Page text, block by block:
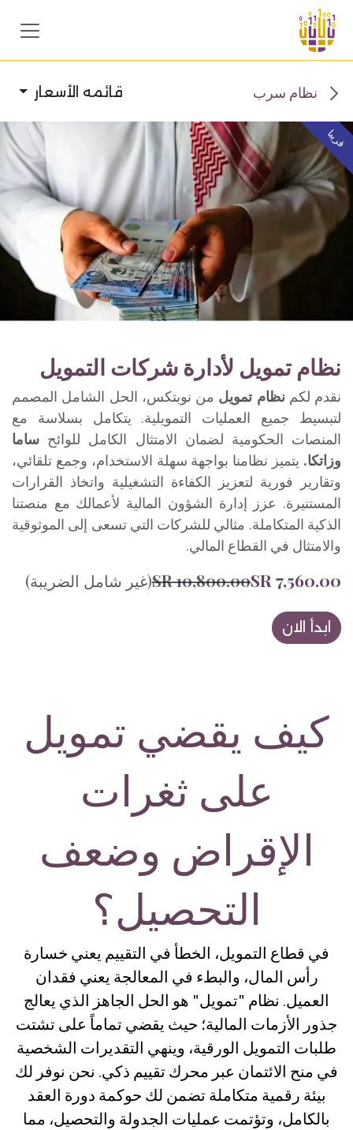
تخطي للذهاب إلى المحتوى
نظام سرب قائمه الأسعار
قريبا
نظام تمويل لأدارة شركات التمويل
نقدم لكمنظام تمويل من نوبتكس، الحل الشامل المصمم
لتبسيط جميع العمليات التمويلية. يتكامل بسلاسة مع
المنصات الحكومية لضمان الامتثال الكامل للوائح ساما
وزاتكا. يتميز نظامنا بواجهة سهلة الاستخدام، وجمع تلقائي،
وتقارير فورية لتعزيز الكفاءة التشغيلية واتخاذ القرارات
المستنيرة. عزز إدارة الشؤون المالية لأعمالك مع منصتنا
الذكية المتكاملة. مثالي للشركات التي تسعى إلى الموثوقية
والامتثال في القطاع المالي.
7,560.00
10,800.00
SR (غير شامل الضريبة)
ابدأ الان
كيف يقضي تمويل
على ثغرات
الإقراض وضعف
التحصيل؟
في قطاع التمويل، الخطأ في التقييم يعني خسارة
رأس المال، والبطء في المعالجة يعني فقدان
العميل. نظام "تمويل" هو الحل الجاهز الذي يعالج
جذور الأزمات المالية؛ حيث يقضي تماماً على تشتت
طلبات التمويل الورقية، وينهي التقديرات الشخصية
في منح الائتمان عبر محرك تقييم ذكي. نحن نوفر لك
بيئة رقمية متكاملة تضمن لك حوكمة دورة العقد
بالكامل، وتؤتمت عمليات الجدولة والتحصيل، مما